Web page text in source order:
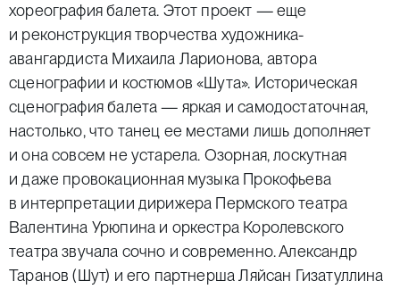
хореография балета. Этот проект — еще
и реконструкция творчества художника-
авангардиста Михаила Ларионова, автора
сценографии и костюмов «Шута». Историческая
сценография балета — яркая и самодостаточная,
настолько, что танец ее местами лишь дополняет
и она совсем не устарела. Озорная, лоскутная
и даже провокационная музыка Прокофьева
в интерпретации дирижера Пермского театра
Валентина Урюпина и оркестра Королевского
театра звучала сочно и современно. Александр
Таранов (Шут) и его партнерша Ляйсан Гизатуллина